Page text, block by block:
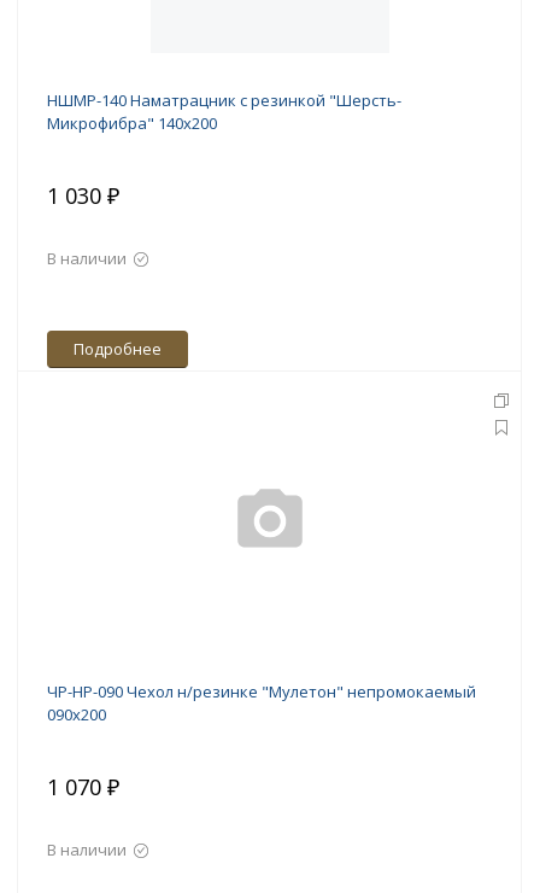
НШМР-140 Наматрацник с резинкой "Шерсть-
Микрофибра" 140х200
1 030 ₽
В наличии
Подробнее
ЧР-НР-090 Чехол н/резинке "Мулетон" непромокаемый
090х200
1 070 ₽
В наличии